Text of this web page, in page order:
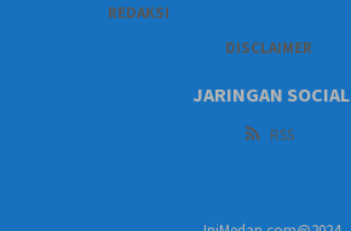
REDAKSI
DISCLAIMER
JARINGAN SOCIAL
RSS